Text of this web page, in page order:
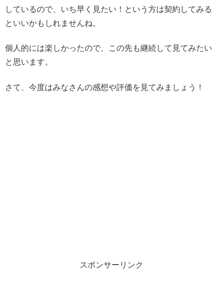
しているので、いち早く見たい！という方は契約してみる
といいかもしれませんね。
個人的には楽しかったので、この先も継続して見てみたい
と思います。
さて、今度はみなさんの感想や評価を見てみましょう！
スポンサーリンク